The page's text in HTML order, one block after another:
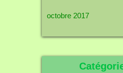
octobre 2017